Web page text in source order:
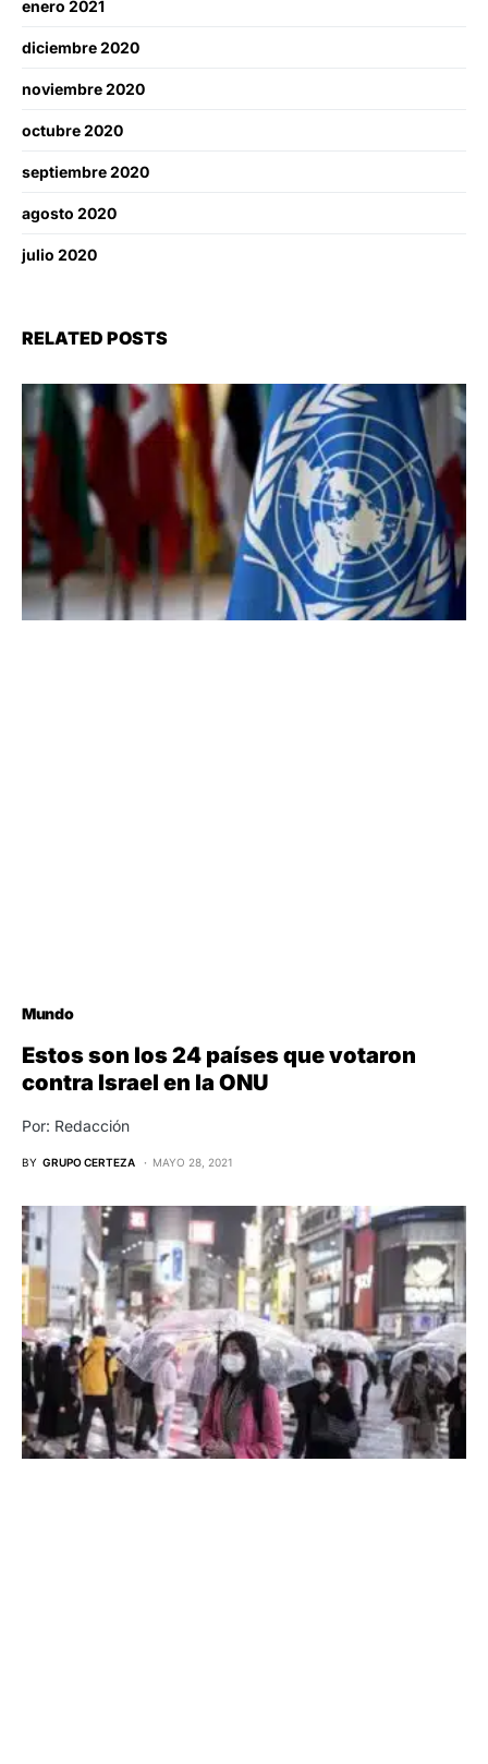
enero 2021
diciembre 2020
noviembre 2020
octubre 2020
septiembre 2020
agosto 2020
julio 2020
RELATED POSTS
Mundo
Estos son los 24 países que votaron
contra Israel en la ONU
Por: Redacción
BY GRUPO CERTEZA MAYO 28, 2021